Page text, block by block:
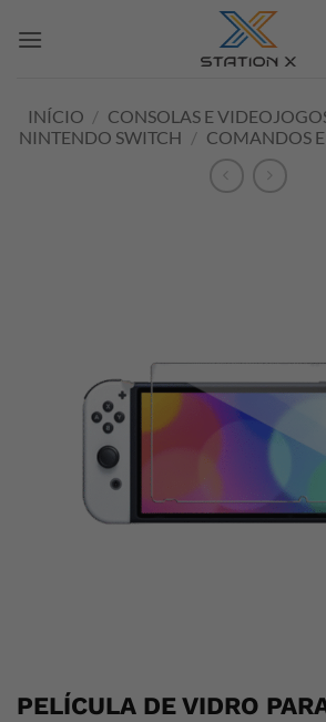
INÍCIO / CONSOLAS E
NINTENDO SWITCH / COMANDOS
PELÍCULA DE VIDRO